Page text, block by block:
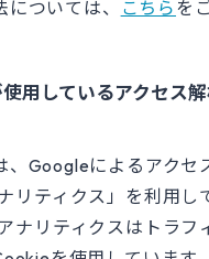
ついては、
こちら を
用しているアクセス
、Googleによるアクセ
リティクス」を利用し
ナリティクスはトラフ